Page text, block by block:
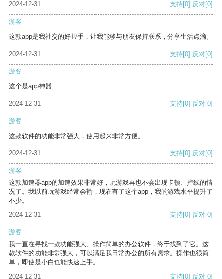
2024-12-31
支持[0] 反对[0]
游客
这款app是我社交的好帮手，让我能够与朋友保持联系，分享生活点滴。
2024-12-31 支持[0] 反对[0]
游客
这个是app神器
2024-12-31 支持[0] 反对[0]
游客
这款软件的功能非常强大，使用起来非常方便。
2024-12-31 支持[0] 反对[0]
游客
这款加速器app的加速效果非常好，玩游戏再也不会出现卡顿、掉线的情
况了。我以前玩游戏经常会输，现在有了这个app，我的游戏水平提升了
不少。
2024-12-31
支持[0] 反对[0]
游客
我一直在寻找一款功能强大、操作简单的办公软件，终于找到了它。这
款软件的功能非常强大，可以满足我日常办公的所有需求。操作也很简
单，即使是小白也能快速上手。
2024-12-31
支持[0] 反对[0]